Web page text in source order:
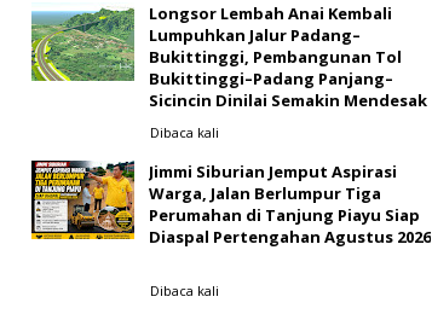
Longsor Lembah Anai Kembali
Lumpuhkan Jalur Padang–
Bukittinggi, Pembangunan Tol
Bukittinggi–Padang Panjang–
Sicincin Dinilai Semakin Mendesak
Dibaca kali
Jimmi Siburian Jemput Aspirasi
Warga, Jalan Berlumpur Tiga
Perumahan di Tanjung Piayu Siap
Diaspal Pertengahan Agustus 2026
Dibaca kali